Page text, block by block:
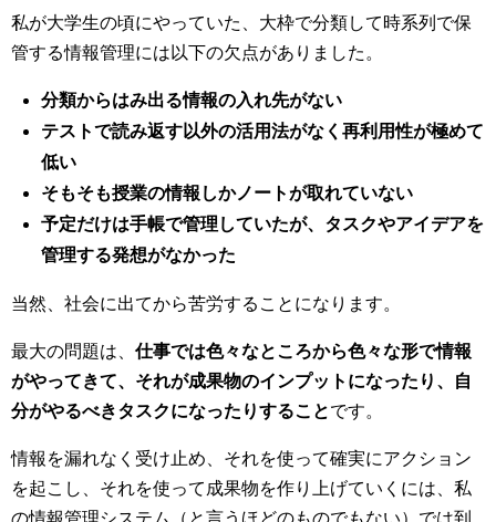
私が大学生の頃にやっていた、大枠で分類して時系列で保
管する情報管理には以下の欠点がありました。
分類からはみ出る情報の入れ先がない
テストで読み返す以外の活用法がなく再利用性が極めて
低い
そもそも授業の情報しかノートが取れていない
予定だけは手帳で管理していたが、タスクやアイデアを
管理する発想がなかった
当然、社会に出てから苦労することになります。
最大の問題は、 仕事では色々なところから色々な形で情報
がやってきて、それが成果物のインプットになったり、自
分がやるべきタスクになったりすることです。
情報を漏れなく受け止め、それを使って確実にアクション
を起こし、それを使って成果物を作り上げていくには、私
の情報管理システム（と言うほどのものでもない）では到